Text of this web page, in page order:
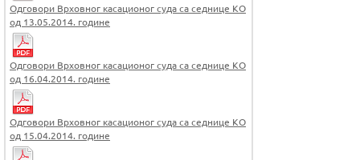
Одговори Врховног касационог суда са седнице КО
од 13.05.2014. године
Одговори Врховног касационог суда са седнице КО
од 16.04.2014. године
Одговори Врховног касационог суда са седнице КО
од 15.04.2014. године